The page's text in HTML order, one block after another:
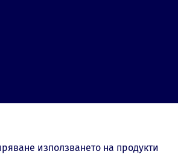
използването на продукти